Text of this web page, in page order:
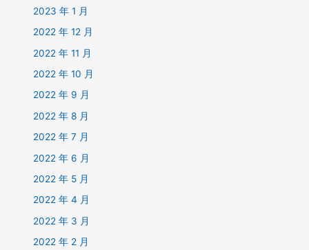
2023 年 1 月
2022 年 12 月
2022 年 11 月
2022 年 10 月
2022 年 9 月
2022 年 8 月
2022 年 7 月
2022 年 6 月
2022 年 5 月
2022 年 4 月
2022 年 3 月
2022 年 2 月